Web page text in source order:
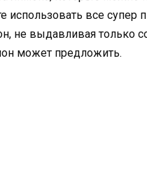
все супер
не выдавливая только
может предложить.